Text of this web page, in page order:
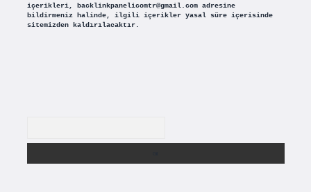
içerikleri, backlinkpanelicomtr@gmail.comadresine
bildirmeniz halinde, ilgili içerikler yasal süre içerisinde
sitemizden kaldırılacaktır.